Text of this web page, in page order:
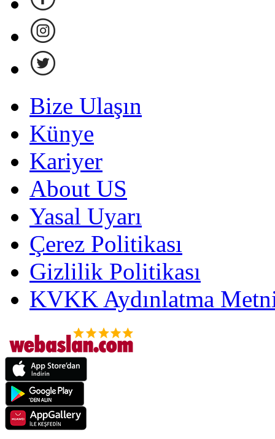
Bize Ulaşın
Künye
Kariyer
About US
Yasal Uyarı
Çerez Politikası
Gizlilik Politikası
KVKK Aydınlatma